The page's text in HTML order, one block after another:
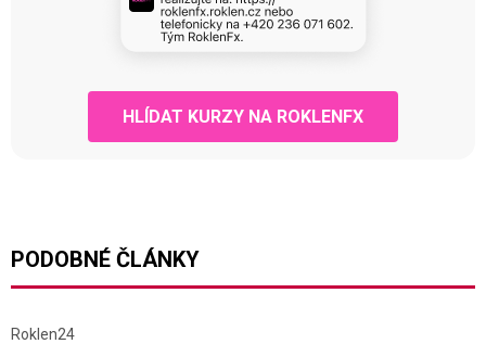
HLÍDAT KURZY NA ROKLENFX
PODOBNÉ ČLÁNKY
Roklen24